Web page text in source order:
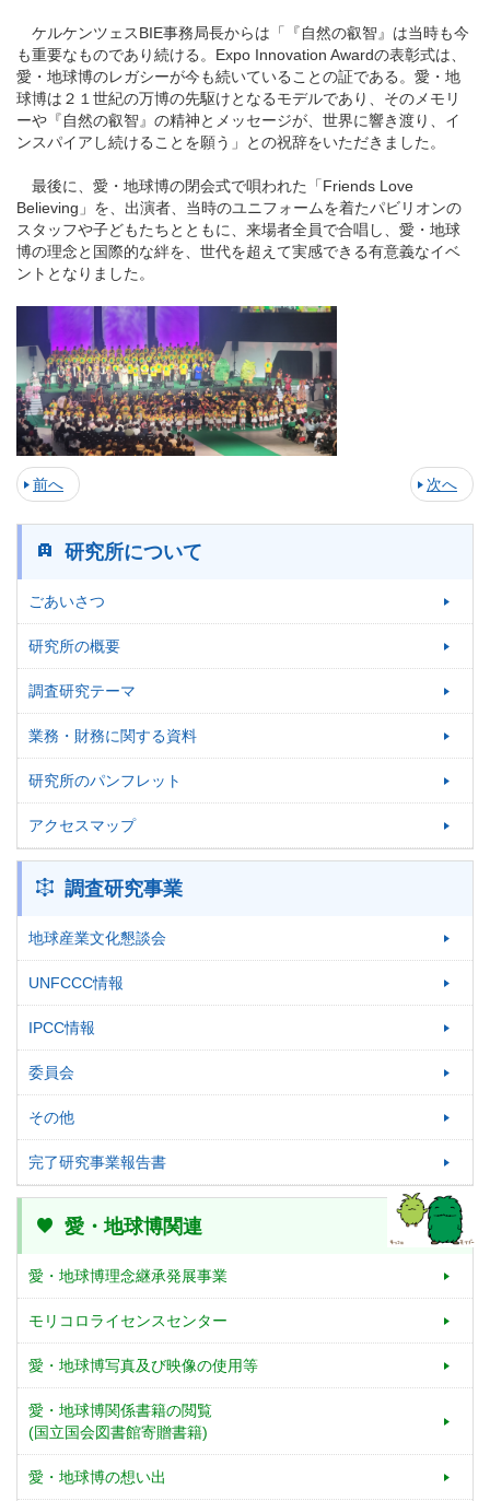
ケルケンツェスBIE事務局長からは「『自然の叡智』は当時も今
も重要なものであり続ける。Expo Innovation Awardの表彰式は、
愛・地球博のレガシーが今も続いていることの証である。愛・地
球博は２１世紀の万博の先駆けとなるモデルであり、そのメモリ
ーや『自然の叡智』の精神とメッセージが、世界に響き渡り、イ
ンスパイアし続けることを願う」との祝辞をいただきました。
最後に、愛・地球博の閉会式で唄われた「Friends Love
Believing」を、出演者、当時のユニフォームを着たパビリオンの
スタッフや子どもたちとともに、来場者全員で合唱し、愛・地球
博の理念と国際的な絆を、世代を超えて実感できる有意義なイベ
ントとなりました。
前へ 次へ
研究所について
ごあいさつ
研究所の概要
調査研究テーマ
業務・財務に関する資料
研究所のパンフレット
アクセスマップ
調査研究事業
地球産業文化懇談会
UNFCCC情報
IPCC情報
委員会
その他
完了研究事業報告書
愛・地球博関連
愛・地球博理念継承発展事業
モリコロライセンスセンター
愛・地球博写真及び映像の使用等
愛・地球博関係書籍の閲覧
(国立国会図書館寄贈書籍)
愛・地球博の想い出